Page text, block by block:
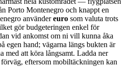
Porto Montenegro och knappt en
användereuro som valuta trots
gör budgeteringen enkel för
vid ankomst om ni vill kunna åka
egen hand; vägarna längs bukten är
med att köra långsamt. Ladda ner
eftersom mobiltäckningen kan